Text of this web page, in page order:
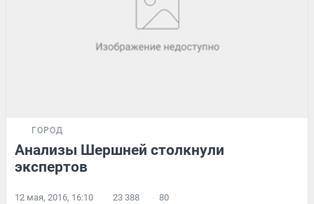
ГОРОД
Анализы Шершней столкнули
экспертов
12 мая, 2016, 16:10 23 388 80